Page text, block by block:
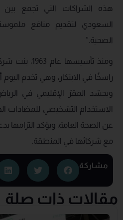
هذه الشراكات التي تجمع بين
السعودي لتقديم منافع
الصحية.”
ويجسّد المقرّ الإقليمي في
الاستخدام التشخيصي للمضادات
عن الصحة العامة، ويؤكد التزامها
مع شركائها في المنطقة.
مشاركة
مقالات ذات صلة